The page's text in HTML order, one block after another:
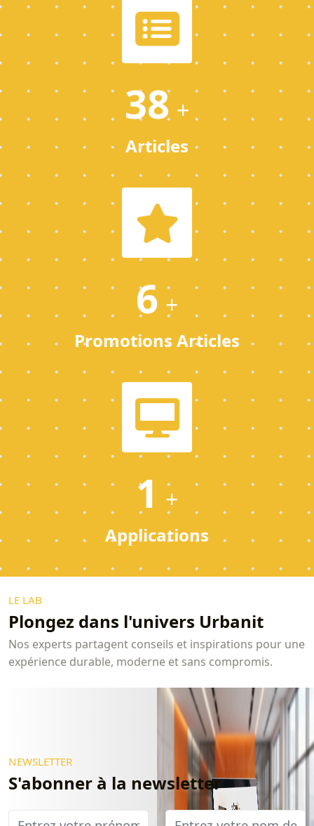
38 +
Articles
6 +
Promotions Articles
1 +
Applications
LE LAB
Plongez dans l'univers Urbanit
Nos experts partagent conseils et inspirations pour une
expérience durable, moderne et sans compromis.
NEWSLETTER
S'abonner à la newsletter